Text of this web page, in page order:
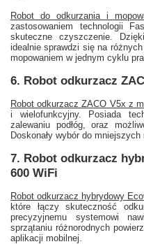
Robot do odkurzania i
zastosowaniem technologii
skuteczne czyszczenie.
idealnie sprawdzi się na
mopowaniem w jednym cyklu
6. Robot odkurzacz
Robot odkurzacz ZACO V5x z
i wielofunkcyjny. Posiada
zalewaniu podłóg, oraz
Doskonały wybór do
7. Robot odkurzacz
600 WiFi
Robot odkurzacz hybrydowy
które łączy skuteczność
precyzyjnemu systemowi
sprzątaniu różnorodnych
aplikacji mobilnej.